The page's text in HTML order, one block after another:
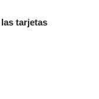
tarjetas